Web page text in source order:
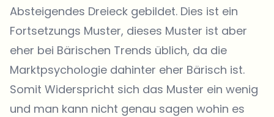
Absteigendes Dreieck gebildet. Dies ist ein
Fortsetzungs Muster, dieses Muster ist aber
eher bei Bärischen Trends üblich, da die
Marktpsychologie dahinter eher Bärisch ist.
Somit Widerspricht sich das Muster ein wenig
und man kann nicht genau sagen wohin es